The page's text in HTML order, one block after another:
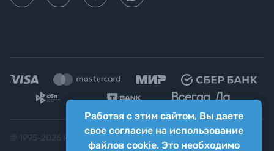
Работая с этим сайтом, Вы даете
свое согласие на использование
файлов cookie. Это необходимо
Яркий фотомаркет ("Яркий Мир")